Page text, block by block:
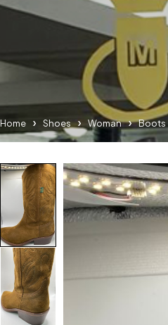
Home Shoes Woman Boots